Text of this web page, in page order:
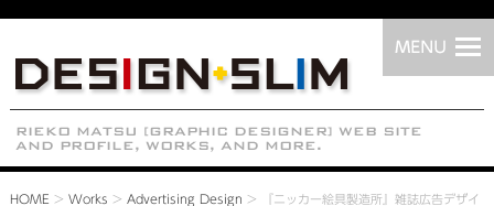
HOME > Works > Advertising Design >
『ニッカー絵具製造所』雑誌広告デザイ